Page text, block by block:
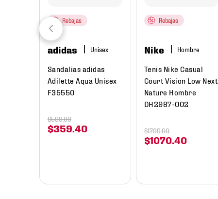
Rebajas
adidas
Sandalias adidas
Adilette Aqua Unisex
F35550
$359 40
$599.00
Rebajas
Nike Hombre
Tenis Nike Casual
Court Vision Low Next
Nature Hombre
DH2987-002
$1070. 40
$1799.00